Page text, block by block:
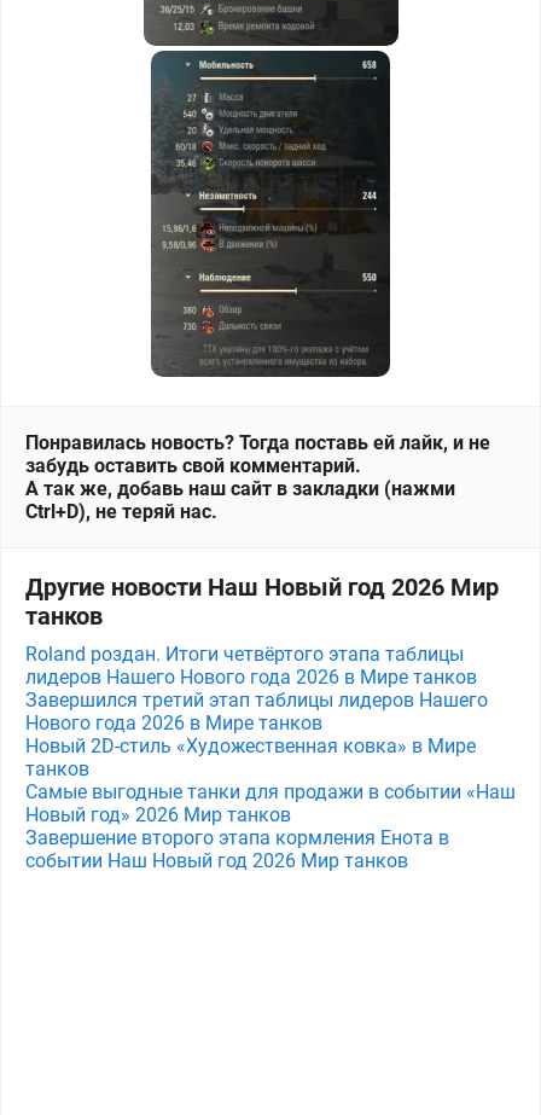
Понравилась новость? Тогда поставь ей лайк, и не
забудь оставить свой комментарий.
А так же, добавь наш сайт в закладки (нажми
Ctrl+D), не теряй нас.
Другие новости Наш Новый год 2026 Мир
танков
Roland роздан. Итоги четвёртого этапа таблицы
лидеров Нашего Нового года 2026 в Мире танков
Завершился третий этап таблицы лидеров Нашего
Нового года 2026 в Мире танков
Новый 2D-стиль «Художественная ковка» в Мире
танков
Самые выгодные танки для продажи в событии «Наш
Новый год» 2026 Мир танков
Завершение второго этапа кормления Енота в
событии Наш Новый год 2026 Мир танков